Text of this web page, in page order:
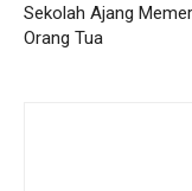
Sekolah Ajang
Orang Tua